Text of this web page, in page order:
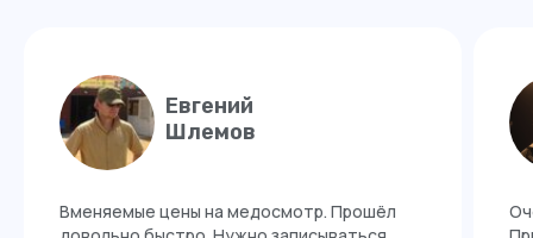
Евгений
Шлемов
Вменяемые цены на медосмотр. Прошёл